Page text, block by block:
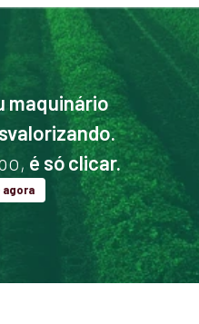
maquinário
é só clicar.
agora